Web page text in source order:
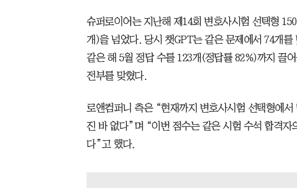
슈퍼로이어는 지난해 제14회 변호사시험 선택형
개)을 넘었다. 당시 챗GPT는 같은 문제에서 74개
같은 해 5월 정답 수를 123개(정답률 82%)까지 끌
전부를 맞혔다.
로앤컴퍼니 측은 “현재까지 변호사시험 선택형에
진 바 없다”며 “이번 점수는 같은 시험 수석 합격자
다”고 했다.